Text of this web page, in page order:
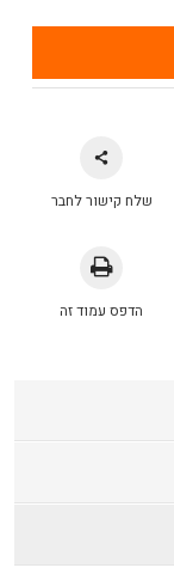
שלח קישור לחבר
הדפס עמוד זה